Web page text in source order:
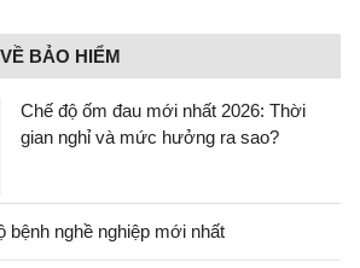
BẢO HIỂM
Chế độ ốm đau mới nhất 2026: Thời
gian nghỉ và mức hưởng ra sao?
bệnh nghề nghiệp mới nhất